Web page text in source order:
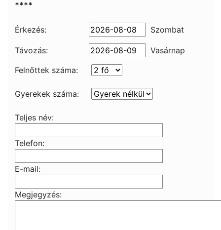
****
Érkezés: Szombat
Távozás:
Vasárnap
Felnőttek száma:
Gyerekek száma:
Teljes név:
Telefon:
E-mail:
Megjegyzés: